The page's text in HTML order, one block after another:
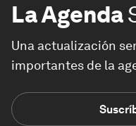
La Agenda
Una actualización
importantes de la